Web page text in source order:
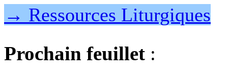
→ Ressources Liturgiques
Prochain feuillet :